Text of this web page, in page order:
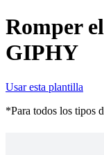
Romper
GIPHY
Usar esta plantilla
*Para todos los tipos